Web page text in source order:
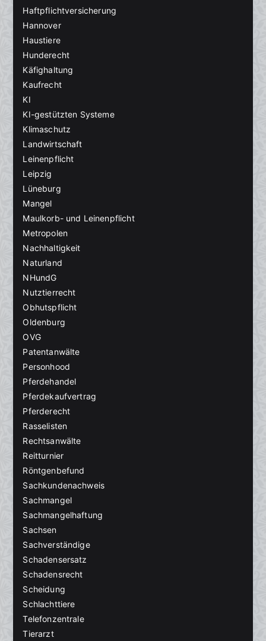
Haftpflichtversicherung
Hannover
Haustiere
Hunderecht
Käfighaltung
Kaufrecht
KI
KI-gestützten Systeme
Klimaschutz
Landwirtschaft
Leinenpflicht
Leipzig
Lüneburg
Mangel
Maulkorb- und Leinenpflicht
Metropolen
Nachhaltigkeit
Naturland
NHundG
Nutztierrecht
Obhutspflicht
Oldenburg
OVG
Patentanwälte
Personhood
Pferdehandel
Pferdekaufvertrag
Pferderecht
Rasselisten
Rechtsanwälte
Reitturnier
Röntgenbefund
Sachkundenachweis
Sachmangel
Sachmangelhaftung
Sachsen
Sachverständige
Schadensersatz
Schadensrecht
Scheidung
Schlachttiere
Telefonzentrale
Tierarzt